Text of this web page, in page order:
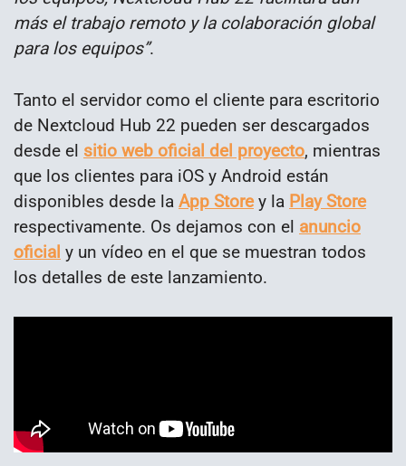
más el trabajo remoto y la colaboración global
para los equipos”.
Tanto el servidor como el cliente para escritorio
de Nextcloud Hub 22 pueden ser descargados
desde el sitio web oficial del proyecto, mientras
que los clientes para iOS y Android están
disponibles desde la App Storey la Play Store
respectivamente. Os dejamos con el anuncio
oficial y un vídeo en el que se muestran todos
los detalles de este lanzamiento.